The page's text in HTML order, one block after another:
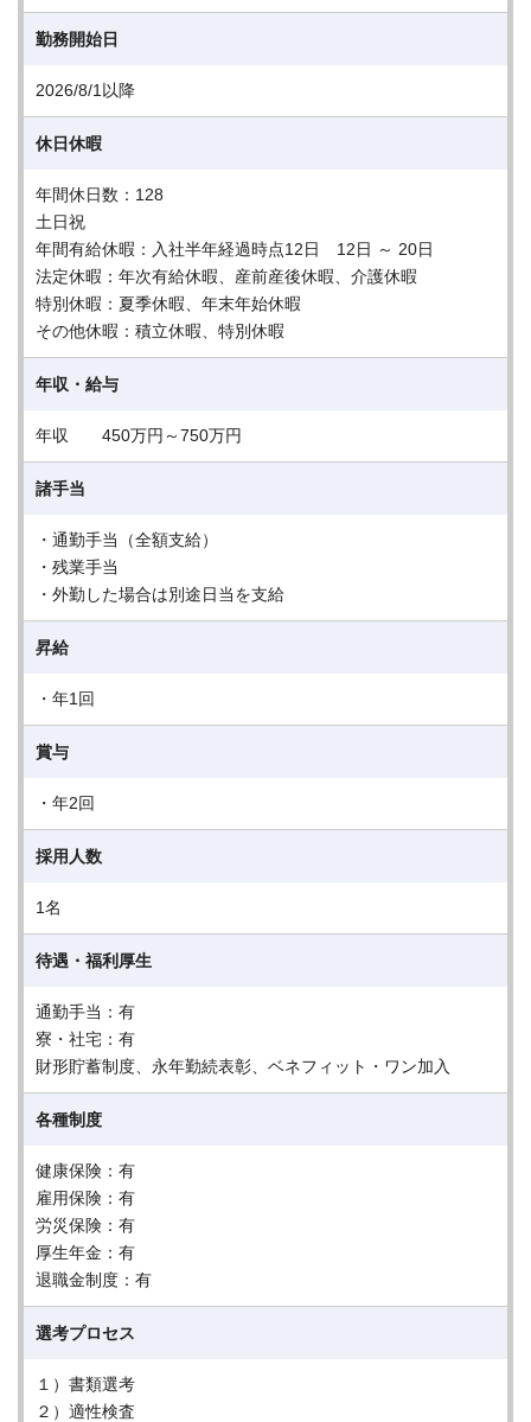
勤務開始日
2026/8/1以降
休日休暇
年間休日数：128
土日祝
年間有給休暇：入社半年経過時点12日 12日 ～ 20日
法定休暇：年次有給休暇、産前産後休暇、介護休暇
特別休暇：夏季休暇、年末年始休暇
その他休暇：積立休暇、特別休暇
年収・給与
年収 450万円～750万円
諸手当
・通勤手当（全額支給）
・残業手当
・外勤した場合は別途日当を支給
昇給
・年1回
賞与
・年2回
採用人数
1名
待遇・福利厚生
通勤手当：有
寮・社宅：有
財形貯蓄制度、永年勤続表彰、ベネフィット・ワン加入
各種制度
健康保険：有
雇用保険：有
労災保険：有
厚生年金：有
退職金制度：有
選考プロセス
１）書類選考
２）適性検査